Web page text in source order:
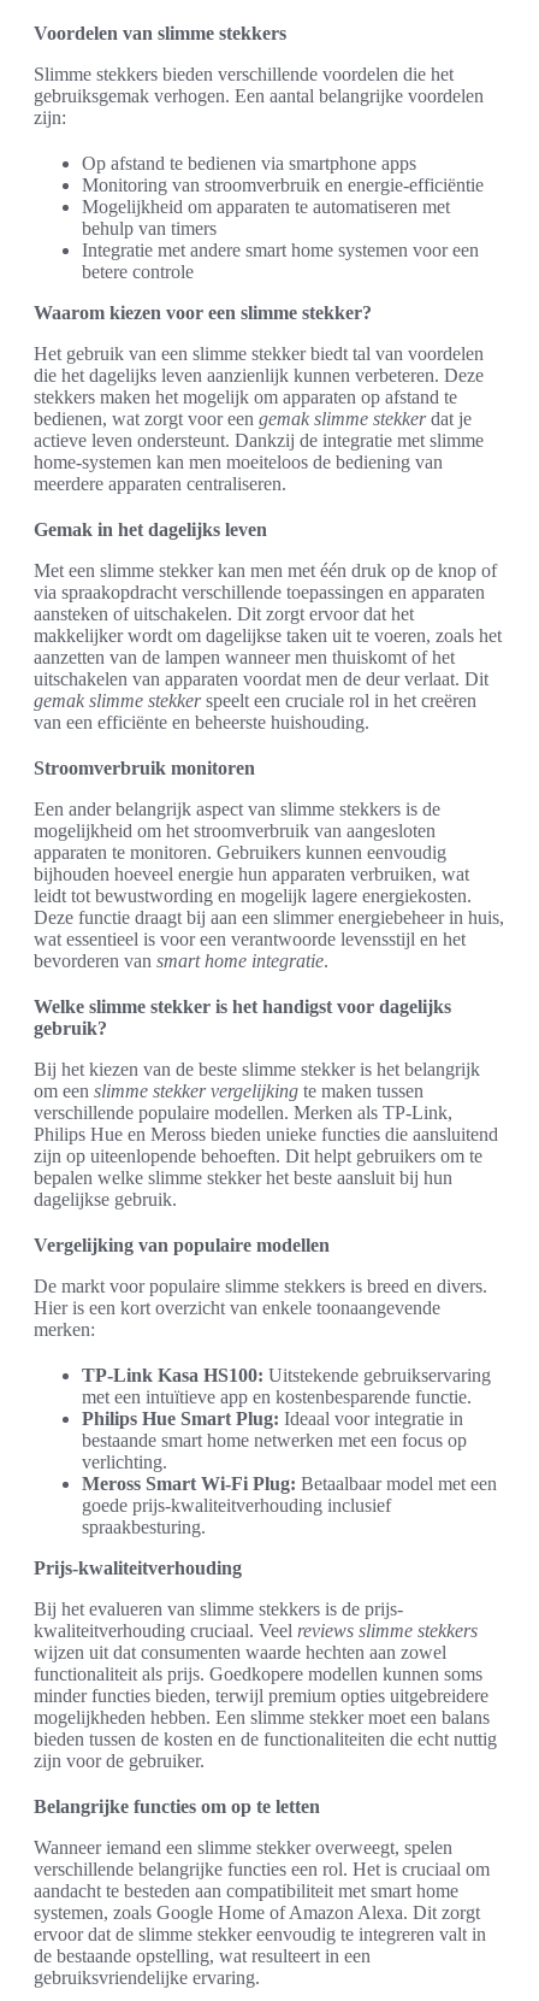
Voordelen van slimme stekkers
Slimme stekkers bieden verschillende voordelen die het
gebruiksgemak verhogen. Een aantal belangrijke voordelen
zijn:
Op afstand te bedienen via smartphone apps
Monitoring van stroomverbruik en energie-efficiëntie
Mogelijkheid om apparaten te automatiseren met
behulp van timers
Integratie met andere smart home systemen voor een
betere controle
Waarom kiezen voor een slimme stekker?
Het gebruik van een slimme stekker biedt tal van voordelen
die het dagelijks leven aanzienlijk kunnen verbeteren. Deze
stekkers maken het mogelijk om apparaten op afstand te
bedienen, wat zorgt voor een gemak slimme stekkerdat je
actieve leven ondersteunt. Dankzij de integratie met slimme
home-systemen kan men moeiteloos de bediening van
meerdere apparaten centraliseren.
Gemak in het dagelijks leven
Met een slimme stekker kan men met één druk op de knop of
via spraakopdracht verschillende toepassingen en apparaten
aansteken of uitschakelen. Dit zorgt ervoor dat het
makkelijker wordt om dagelijkse taken uit te voeren, zoals het
aanzetten van de lampen wanneer men thuiskomt of het
uitschakelen van apparaten voordat men de deur verlaat. Dit
gemak slimme stekkerspeelt een cruciale rol in het creëren
van een efficiënte en beheerste huishouding.
Stroomverbruik monitoren
Een ander belangrijk aspect van slimme stekkers is de
mogelijkheid om het stroomverbruik van aangesloten
apparaten te monitoren. Gebruikers kunnen eenvoudig
bijhouden hoeveel energie hun apparaten verbruiken, wat
leidt tot bewustwording en mogelijk lagere energiekosten.
Deze functie draagt bij aan een slimmer energiebeheer in huis,
wat essentieel is voor een verantwoorde levensstijl en het
bevorderen van smart home integratie.
Welke slimme stekker is het handigst voor dagelijks
gebruik?
Bij het kiezen van de beste slimme stekker is het belangrijk
om een slimme stekker vergelijking te maken tussen
verschillende populaire modellen. Merken als TP-Link,
Philips Hue en Meross bieden unieke functies die aansluitend
zijn op uiteenlopende behoeften. Dit helpt gebruikers om te
bepalen welke slimme stekker het beste aansluit bij hun
dagelijkse gebruik.
Vergelijking van populaire modellen
De markt voor populaire slimme stekkers is breed en divers.
Hier is een kort overzicht van enkele toonaangevende
merken:
TP-Link Kasa HS100: Uitstekende gebruikservaring
met een intuïtieve app en kostenbesparende functie.
Philips Hue Smart Plug: Ideaal voor integratie in
bestaande smart home netwerken met een focus op
verlichting.
Meross Smart Wi-Fi Plug: Betaalbaar model met een
goede prijs-kwaliteitverhouding inclusief
spraakbesturing.
Prijs-kwaliteitverhouding
Bij het evalueren van slimme stekkers is de prijs-
kwaliteitverhouding cruciaal. Veel reviews slimme stekkers
wijzen uit dat consumenten waarde hechten aan zowel
functionaliteit als prijs. Goedkopere modellen kunnen soms
minder functies bieden, terwijl premium opties uitgebreidere
mogelijkheden hebben. Een slimme stekker moet een balans
bieden tussen de kosten en de functionaliteiten die echt nuttig
zijn voor de gebruiker.
Belangrijke functies om op te letten
Wanneer iemand een slimme stekker overweegt, spelen
verschillende belangrijke functies een rol. Het is cruciaal om
aandacht te besteden aan compatibiliteit met smart home
systemen, zoals Google Home of Amazon Alexa. Dit zorgt
ervoor dat de slimme stekker eenvoudig te integreren valt in
de bestaande opstelling, wat resulteert in een
gebruiksvriendelijke ervaring.